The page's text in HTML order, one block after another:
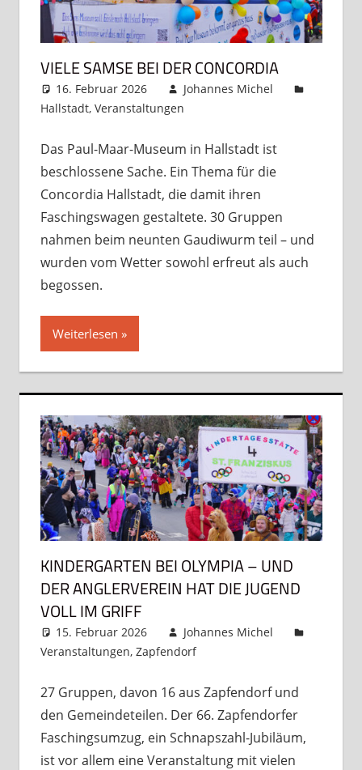
VIELE SAMSE BEI DER CONCORDIA
16. Februar 2026
Johannes Michel
Hallstadt, Veranstaltungen
Das Paul-Maar-Museum in Hallstadt ist
beschlossene Sache. Ein Thema für die
Concordia Hallstadt, die damit ihren
Faschingswagen gestaltete. 30 Gruppen
nahmen beim neunten Gaudiwurm teil – und
wurden vom Wetter sowohl erfreut als auch
begossen.
Weiterlesen
KINDERGARTEN BEI OLYMPIA – UND
DER ANGLERVEREIN HAT DIE JUGEND
VOLL IM GRIFF
15. Februar 2026
Johannes Michel
Veranstaltungen, Zapfendorf
27 Gruppen, davon 16 aus Zapfendorf und
den Gemeindeteilen. Der 66. Zapfendorfer
Faschingsumzug, ein Schnapszahl-Jubiläum,
ist vor allem eine Veranstaltung mit vielen